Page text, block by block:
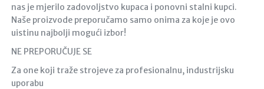
nas je mjerilo zadovoljstvo kupaca i ponovni stalni kupci.
Naše proizvode preporučamo samo onima za koje je ovo
uistinu najbolji mogući izbor!
NE PREPORUČUJE SE
Za one koji traže strojeve za profesionalnu, industrijsku
uporabu